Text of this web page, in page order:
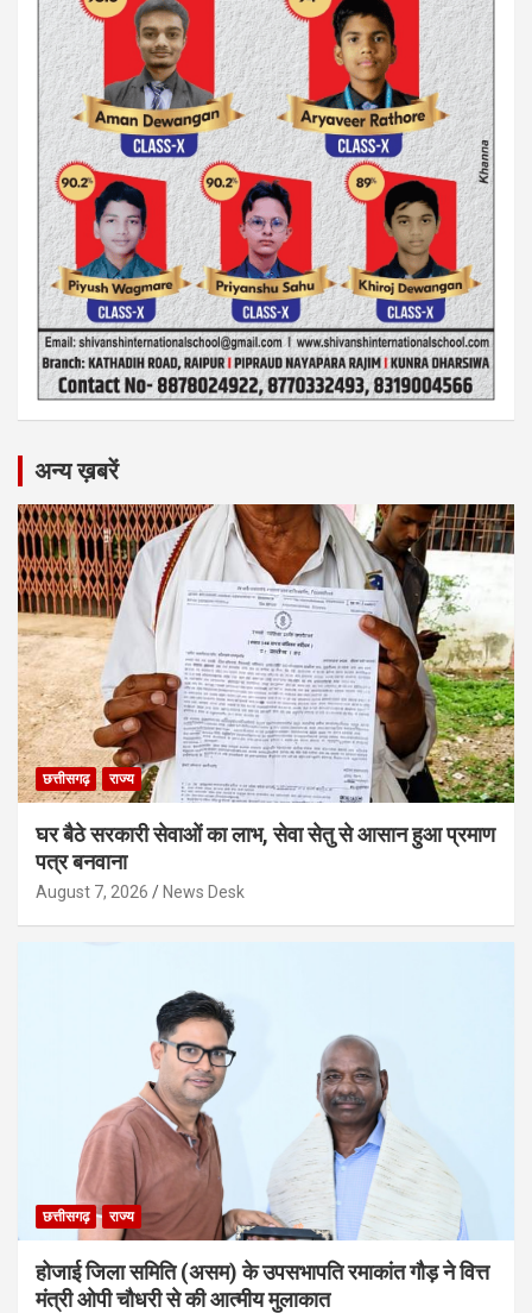
अन्य ख़बरें
छत्तीसगढ़ राज्य
घर बैठे सरकारी सेवाओं का लाभ, सेवा सेतु से आसान हुआ प्रमाण
पत्र बनवाना
August 7, 2026 News Desk
छत्तीसगढ़ राज्य
होजाई जिला समिति (असम) के उपसभापति रमाकांत गौड़ ने वित्त
मंत्री ओपी चौधरी से की आत्मीय मुलाकात